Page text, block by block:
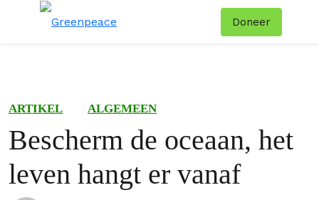
Doneer
ARTIKEL ALGEMEEN
Bescherm de oceaan, het
leven hangt er vanaf